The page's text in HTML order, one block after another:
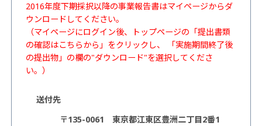
2016年度下期採択以降の事業報告書はマイページからダ
ウンロードしてください。
（マイページにログイン後、トップページの「提出書類
の確認はこちらから」をクリックし、 「実施期間終了後
の提出物」の欄の"ダウンロード"を選択してくださ
い。）
送付先
〒135-0061 東京都江東区豊洲二丁目2番1